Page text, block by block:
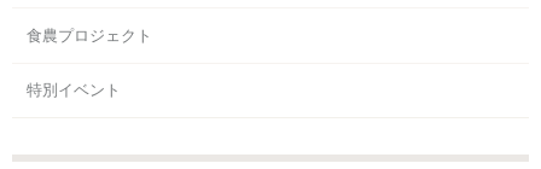
食農プロジェクト
特別イベント